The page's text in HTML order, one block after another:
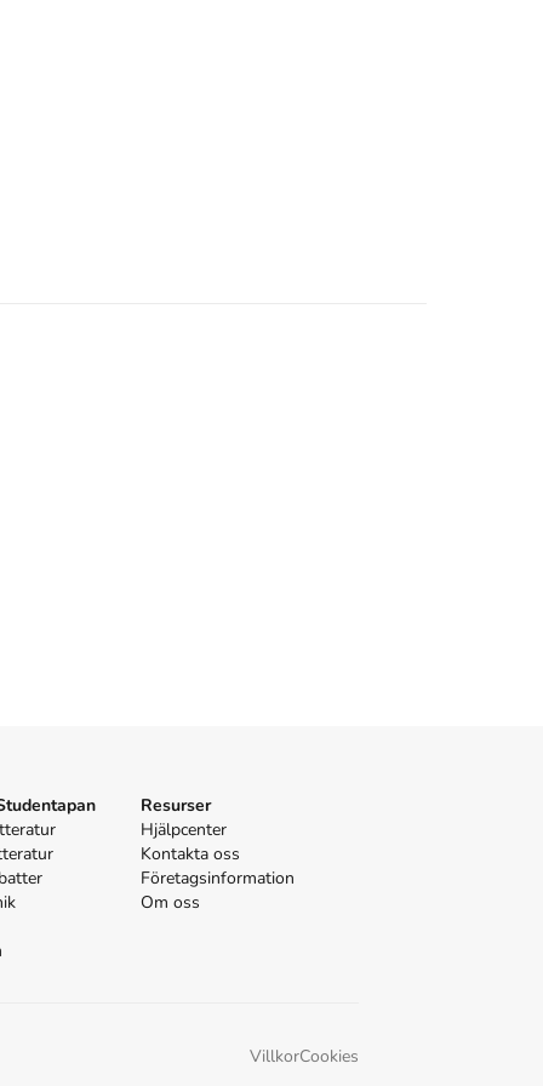
Resurser
Hjälpcenter
Kontakta oss
Företagsinformation
Om oss
VillkorCookies